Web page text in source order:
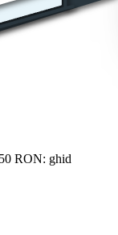
RON: ghid